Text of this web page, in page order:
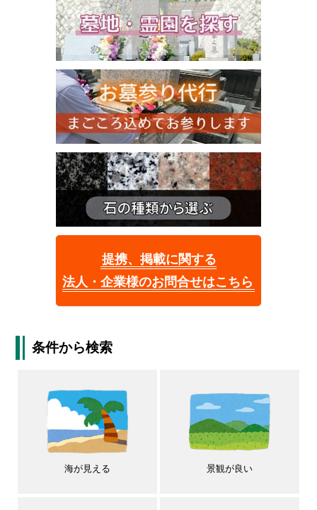
条件から検索
海が見える 景観が良い
提携、掲載に関する
法人・企業様のお問合せはこちら